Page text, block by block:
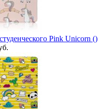
Pink Unicorn ()